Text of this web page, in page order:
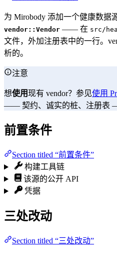
为 Mirobody 添加一个健康数据
vendor::Vendor —— 在 src/
文件，外加注册表中的一行。
析的。
注意
想使用现有 vendor？参见使用
—— 契约、诚实的桩、注册表
前置条件
Section titled “前置条件”
构建工具链
该源的公开 API
凭据
三处改动
Section titled “三处改动”